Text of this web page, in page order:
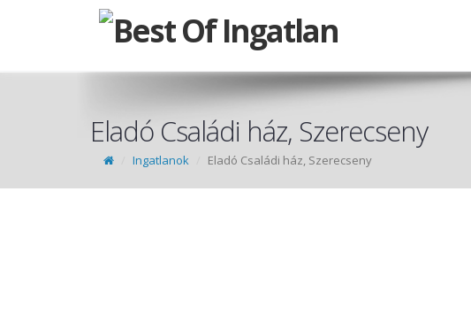
Eladó Családi ház, Szerecseny
Ingatlanok Eladó Családi ház, Szerecseny